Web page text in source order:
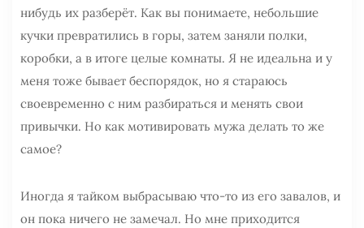
нибудь их разберёт. Как вы понимаете, небольшие
кучки превратились в горы, затем заняли полки,
коробки, а в итоге целые комнаты. Я не идеальна и у
меня тоже бывает беспорядок, но я стараюсь
своевременно с ним разбираться и менять свои
привычки. Но как мотивировать мужа делать то же
самое?
Иногда я тайком выбрасываю что-то из его завалов, и
он пока ничего не замечал. Но мне приходится